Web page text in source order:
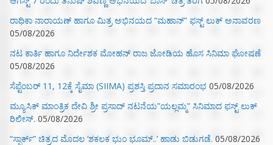
ರಾಧಿಕಾ ನಾರಾಯಣ್ ಹಾಗೂ ಮಿತ್ರ ಅಭಿನಯದ “ಮಹಾನ್” ಫಸ್ಟ್ ಲುಕ್ ಅನಾವರಣ
05/08/2026
ನಟ ಕಾರ್ತಿ ಹಾಗೂ ನಿರ್ದೇಶಕ ಮೋಹನ್ ರಾಜ ಜೋಡಿಯ ಹೊಸ ಸಿನಿಮಾ ಘೋಷಣೆ
05/08/2026
ಸೆಪ್ಟೆಂಬರ್ 11, 12ಕ್ಕೆ ಸೈಮಾ (SIIMA) ಪ್ರಶಸ್ತಿ ಪ್ರದಾನ ಸಮಾರಂಭ 05/08/2026
ಮ್ಯೂಸಿಕ್‌ ಮಾಂತ್ರಿಕ ದೇವಿ ಶ್ರೀ ಪ್ರಸಾದ್ ನಟನೆಯ”ಯಲ್ಲಮ್ಮ” ಸಿನಿಮಾದ ಫಸ್ಟ್‌ ಲುಕ್‌
ರಿಲೀಸ್. 05/08/2026
“ಸ್ಪಾರ್ಕ್” ಚಿತ್ರದ ಮೊದಲ‌ ‘ಶಕಲಕ ಭುಂ‌ ಭೂಮ್..’ ಹಾಡು ಬಿಡುಗಡೆ. 05/08/2026